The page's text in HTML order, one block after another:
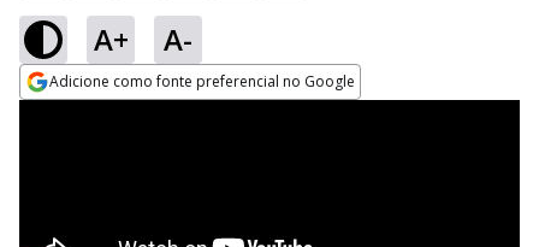
A+ A-
Adicione como fonte preferencial no Google